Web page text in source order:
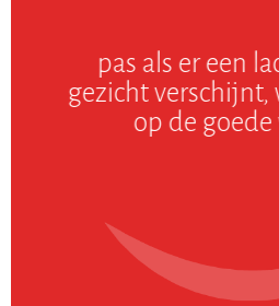
pas als er een
gezicht verschijnt,
op de